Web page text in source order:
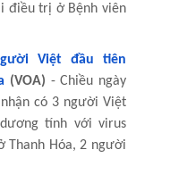
điều trị ở Bệnh viên
Việt đầu tiên
(VOA) - Chiều ngày
có 3 người Việt
tính với virus
Thanh Hóa, 2 người